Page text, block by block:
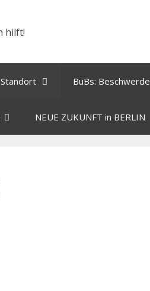
Standort BuBs: Beschwerde
NEUE ZUKUNFT in BERLIN